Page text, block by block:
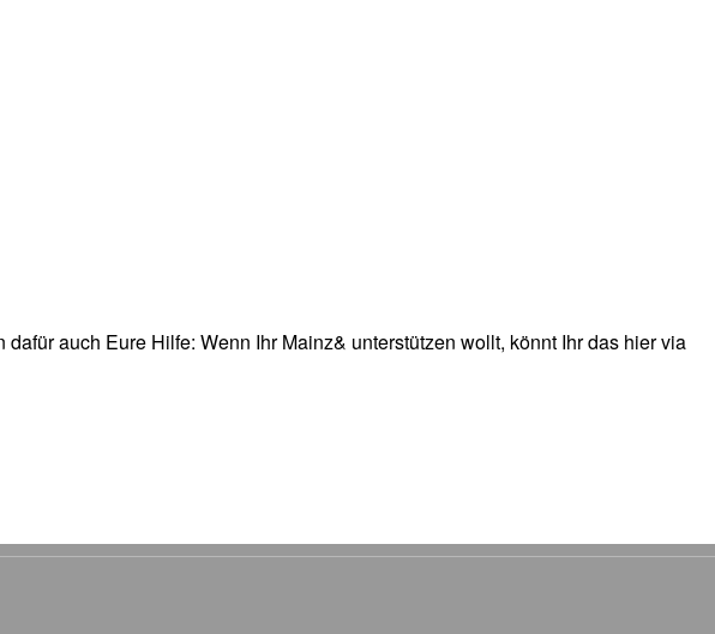
auch Eure Hilfe: Wenn Ihr Mainz& unterstützen wollt, könnt Ihr das hier via